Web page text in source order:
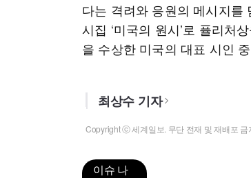
다는 격려와 응원의 메시지를
시집 ‘미국의 원시’로 퓰리처
을 수상한 미국의 대표 시인
최상수 기자
Copyright ⓒ 세계일보. 무단 전재 및 재배포 금
이슈 나